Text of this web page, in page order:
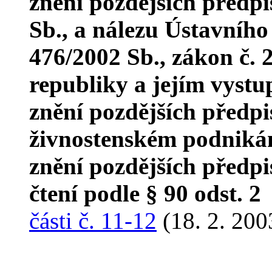
Sb., a nálezu
476/2002 Sb., zákon č.
republiky a jejím
znění pozdějších
živnostenském
znění pozdějších
čtení podle § 90 odst. 2
části č. 11-12 (18. 2.